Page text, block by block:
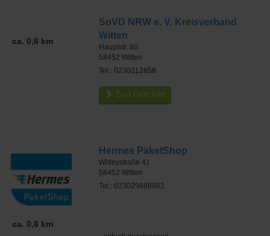
ca. 0,6 km
SoVD NRW e. V. Kreisverband
Witten
Hauptstr. 80
58452 Witten
Tel.: 0230212858
Zum Geschäft
ca. 0,6 km
Hermes PaketShop
Wideystraße 41
58452 Witten
Tel.: 023029888862